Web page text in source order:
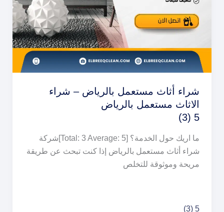
شراء أثاث مستعمل بالرياض – شراء
الاثاث مستعمل بالرياض
5 (3)
ما اريك حول الخدمة؟ [Total: 3 Average: 5]شركة
شراء أثاث مستعمل بالرياض إذا كنت تبحث عن طريقة
مريحة وموثوقة للتخلص
5 (3)